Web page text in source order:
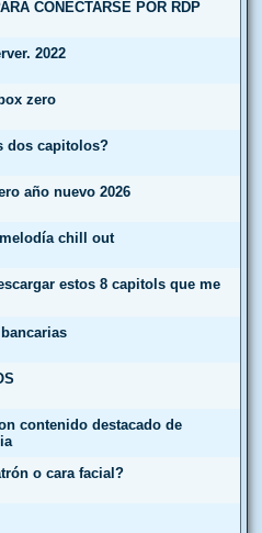
CONECTARSE POR RDP
2022
zero
dos capitolos?
año nuevo 2026
chill out
estos 8 capitols que me
contenido destacado de
o cara facial?